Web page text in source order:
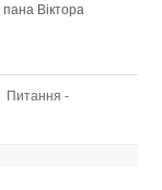
Віктора
Питання -